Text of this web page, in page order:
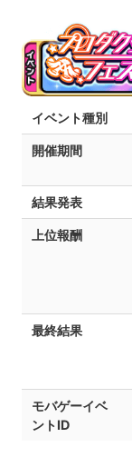
イベント種別
開催期間
結果発表
上位報酬
最終結果
モバゲーイベ
ントID